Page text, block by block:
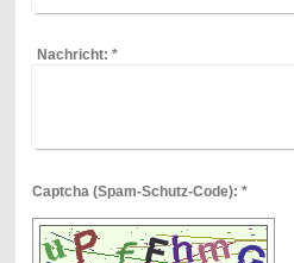
Nachricht: *
Captcha (Spam-Schutz-Code): *